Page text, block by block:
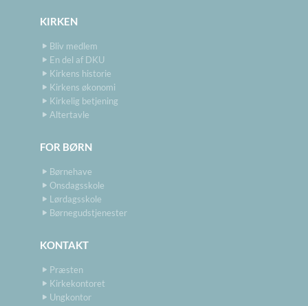
KIRKEN
Bliv medlem
En del af DKU
Kirkens historie
Kirkens økonomi
Kirkelig betjening
Altertavle
FOR BØRN
Børnehave
Onsdagsskole
Lørdagsskole
Børnegudstjenester
KONTAKT
Præsten
Kirkekontoret
Ungkontor